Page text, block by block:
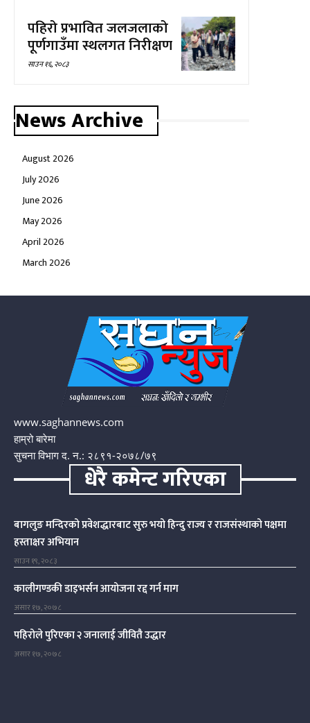
पहिरो प्रभावित जलजलाको
पूर्णगाउँमा स्थलगत निरीक्षण
साउन १६, २०८३
News Archive
August 2026
July 2026
June 2026
May 2026
April 2026
March 2026
www.saghannews.com
हाम्रो बारेमा
सुचना विभाग द. न.: २८९१-२०७८/७९
धेरै कमेन्ट गरिएका
बागलुङ मन्दिरको प्रवेशद्धारबाट सुरु भयो हिन्दु राज्य र राजसंस्थाको पक्षमा
हस्ताक्षर अभियान
साउन १९, २०८३
कालीगण्डकी डाइभर्सन आयोजना रद्द गर्न माग
असार १७, २०७८
पहिरोले पुरिएका २ जनालाई जीवितै उद्धार
असार १७, २०७८